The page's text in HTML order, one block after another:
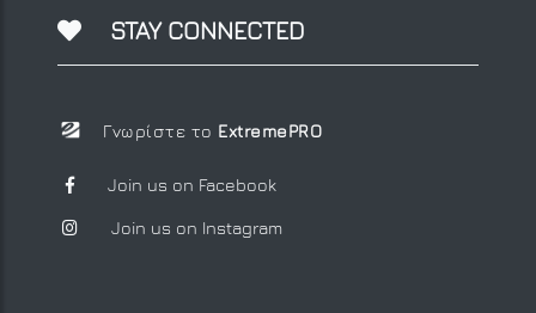
STAY CONNECTED
Γνωρίστε το ExtremePRO
Join us on Facebook
Join us on Instagram